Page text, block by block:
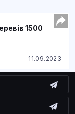
1500
11.09.2023